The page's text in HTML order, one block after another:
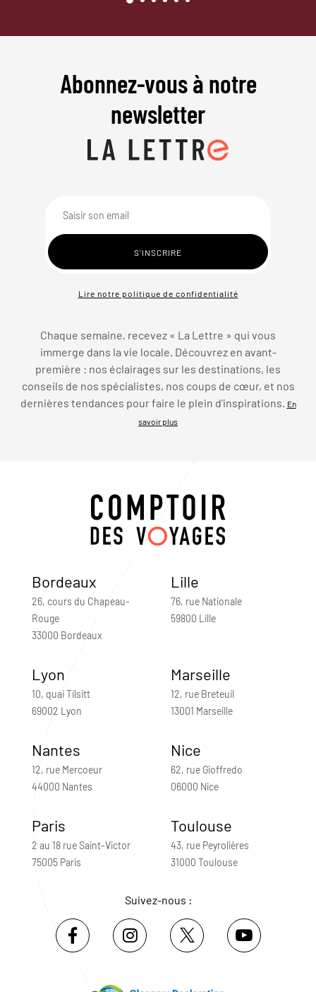
Abonnez-vous à notre
newsletter
Lire notre politique de confidentialité
Chaque semaine, recevez « La Lettre » qui vous
immerge dans la vie locale. Découvrez en avant-
première : nos éclairages sur les destinations, les
conseils de nos spécialistes, nos coups de cœur, et nos
dernières tendances pour faire le plein d’inspirations.
En
savoir plus
Bordeaux
26, cours du Chapeau-
Rouge
33000 Bordeaux
Lille
76, rue Nationale
59800 Lille
Lyon
10, quai Tilsitt
69002 Lyon
Marseille
12, rue Breteuil
13001 Marseille
Nantes
12, rue Mercoeur
44000 Nantes
Nice
62, rue Gioffredo
06000 Nice
Paris
2 au 18 rue Saint-Victor
75005 Paris
Toulouse
43, rue Peyrolières
31000 Toulouse
Suivez-nous :